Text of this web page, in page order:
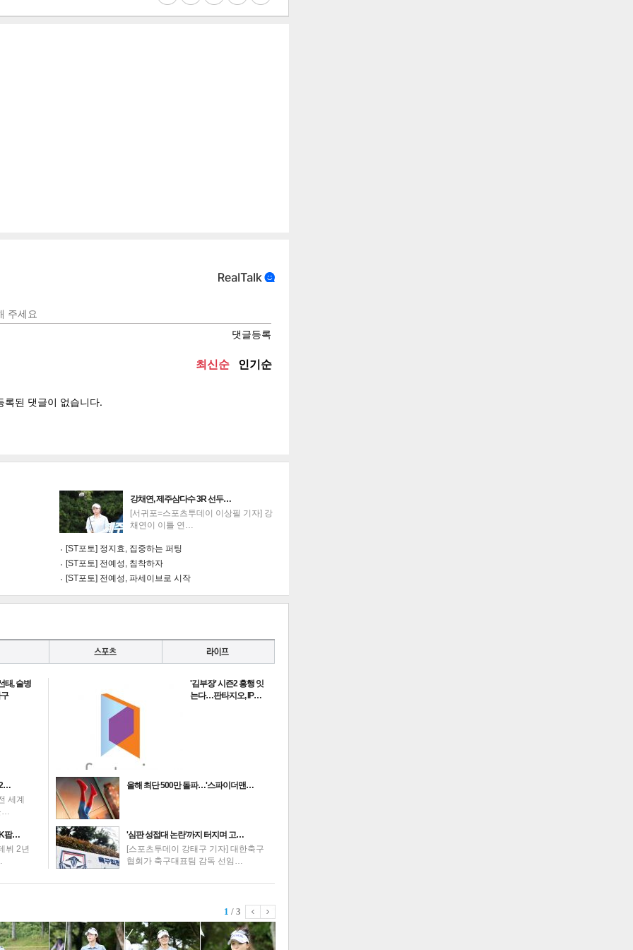
인쇄 목록
강채연, 제주삼다수 3R 선두…
[서귀포=스포츠투데이 이상필 기자] 강
채연이 이틀 연…
[ST포토] 정지효, 집중하는 퍼팅
[ST포토] 전예성, 침착하자
[ST포토] 전예성, 파세이브로 시작
태, 술병
세계
…
팝…
뷔 2년
'김부장' 시즌2 흥행 잇
는다…판타지오, IP…
올해 최단 500만 돌파…'스파이더맨…
'심판 성접대 논란'까지 터지며 고…
[스포츠투데이 강태구 기자] 대한축구
협회가 축구대표팀 감독 선임…
1 / 3